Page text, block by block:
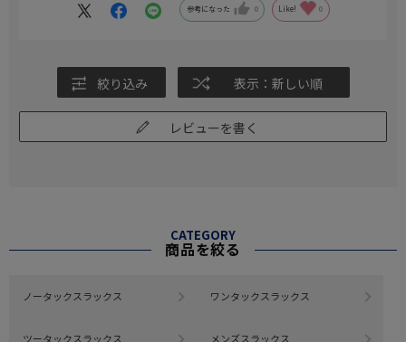
参考になった 0 Like! 0
絞り込み 表示：新しい順
レビューを書く
CATEGORY
商品を絞る
ノータックスラックス ワンタックスラックス
ツータックスラックス メンズスラックス